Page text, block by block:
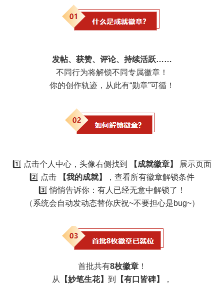
发帖、获赞、评论、持续活跃……
不同行为将解锁不同专属徽章！
你的创作轨迹，从此有“勋章”可循！
1️⃣ 点击个人中心，头像右侧找到 【成就徽章】
展示页面
2️⃣ 点击
【我的成就】
，查看所有徽章解锁条件
3️⃣ 悄悄告诉你：有人已经无意中解锁了！
（系统会自动发动态替你庆祝~不要担心是bug~）
首批共有8枚徽章！
从
【妙笔生花】 到 【有口皆碑】
，